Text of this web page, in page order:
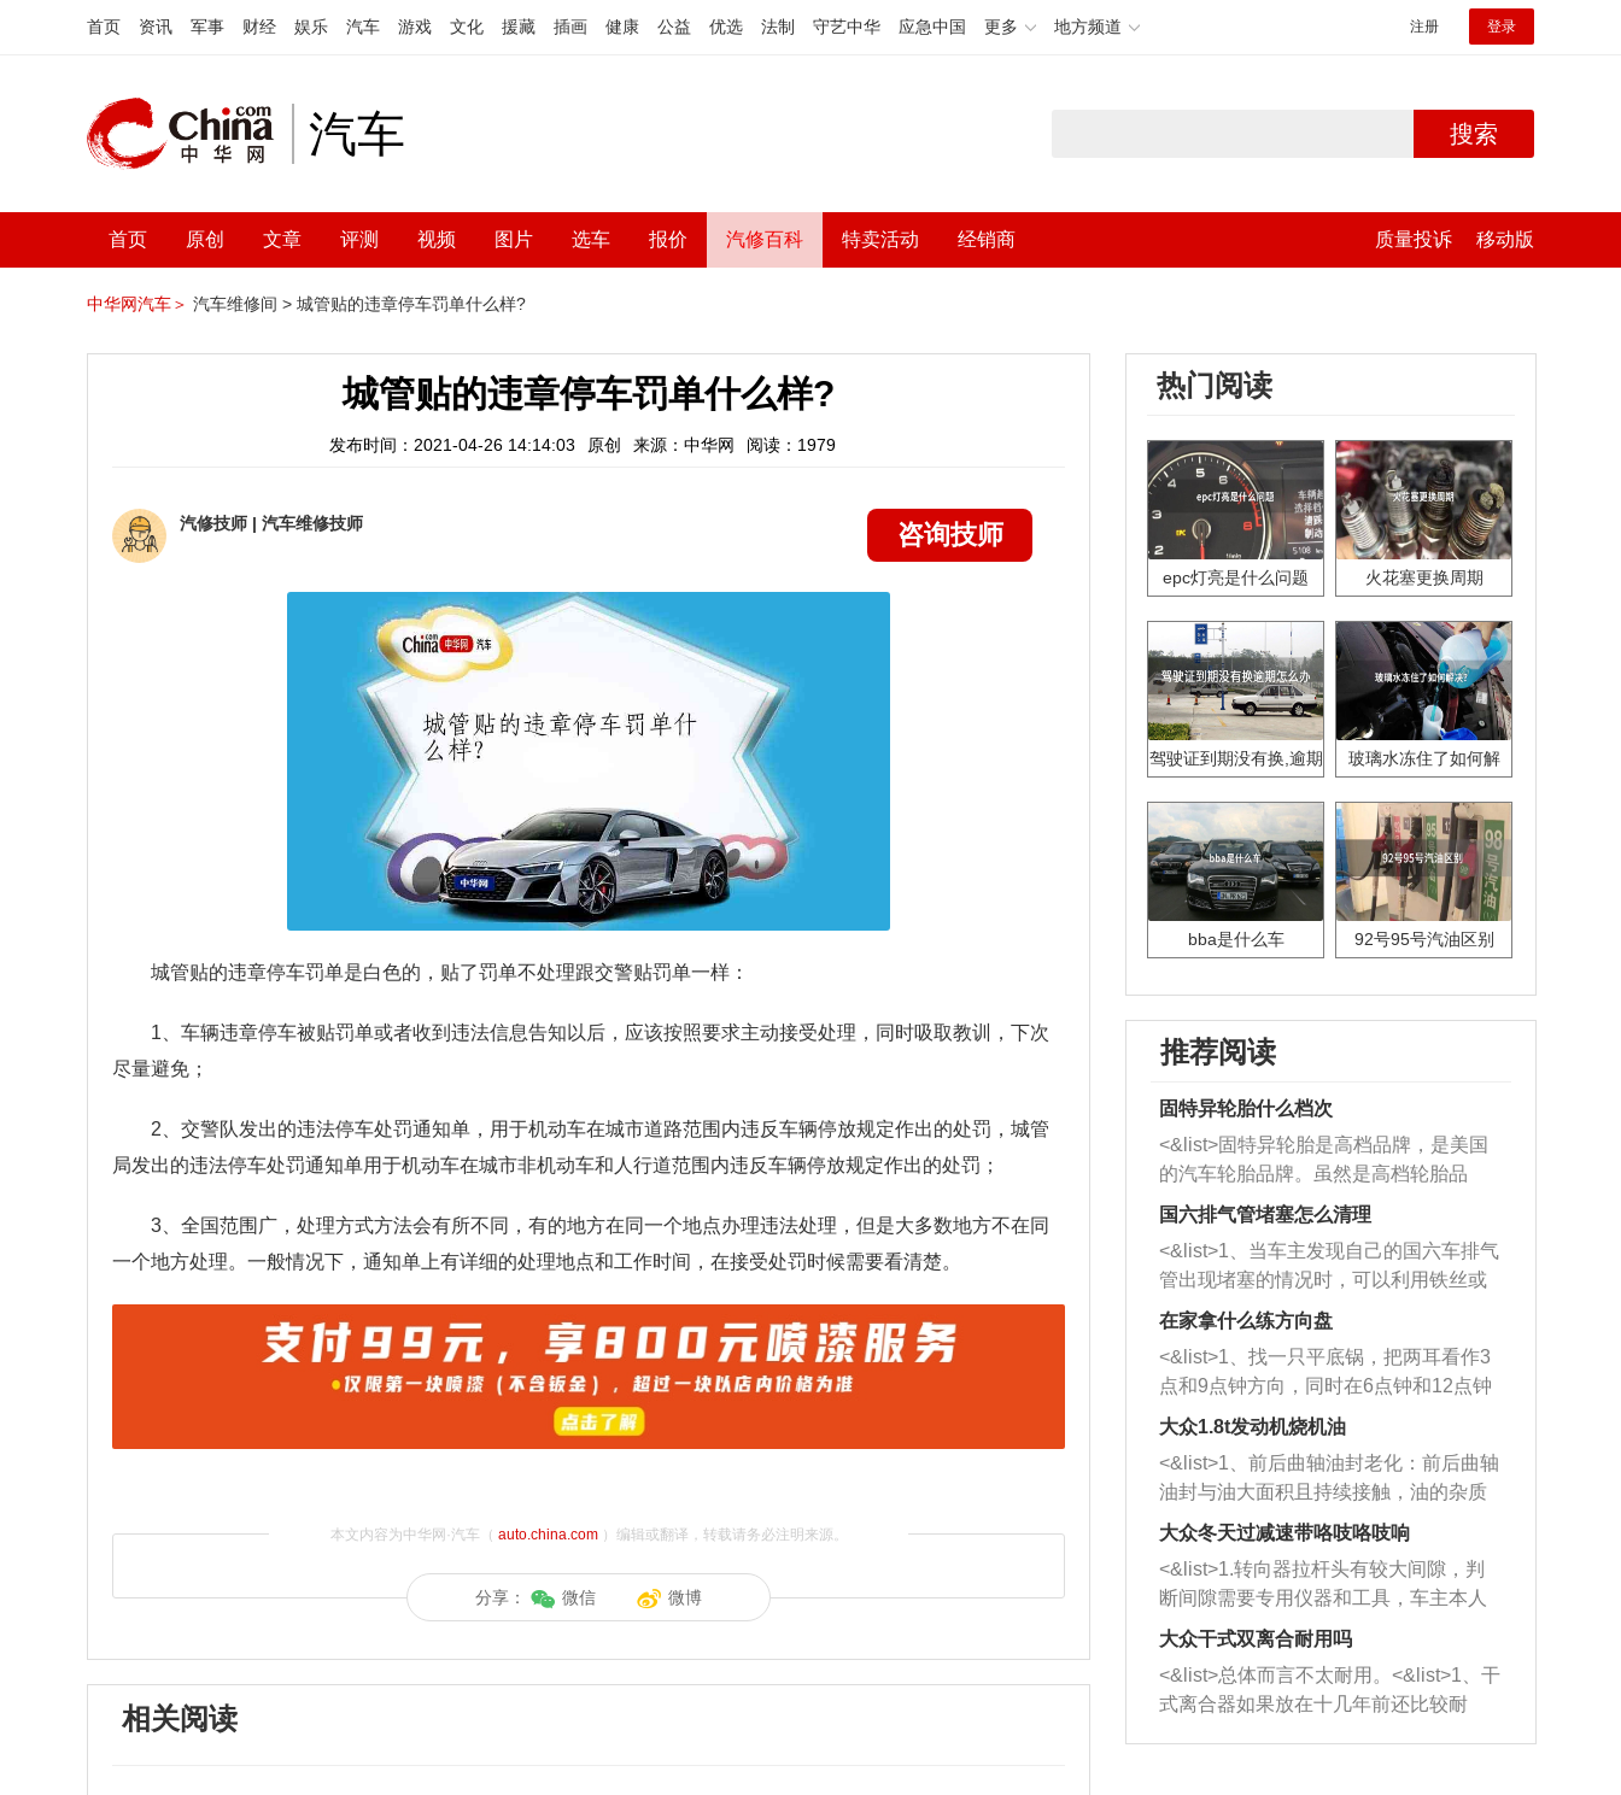
首页 资讯 军事 财经 娱乐 汽车 游戏 文化 援藏 插画 健康 公益 优选 法制 守艺中华 应急中国 更多 地方频道 注册 登录
汽车 搜索
首页 原创 文章 评测 视频 图片 选车 报价 汽修百科 特卖活动 经销商 质量投诉 移动版
中华网汽车＞ 汽车维修间 > 城管贴的违章停车罚单什么样?
城管贴的违章停车罚单什么样?
发布时间：2021-04-26 14:14:03 原创 来源：中华网 阅读：1979
汽修技师 | 汽车维修技师 咨询技师
城管贴的违章停车罚单是白色的，贴了罚单不处理跟交警贴罚单一样：
1、车辆违章停车被贴罚单或者收到违法信息告知以后，应该按照要求主动接受处理，同时吸取教训，下次
尽量避免；
2、交警队发出的违法停车处罚通知单，用于机动车在城市道路范围内违反车辆停放规定作出的处罚，城管
局发出的违法停车处罚通知单用于机动车在城市非机动车和人行道范围内违反车辆停放规定作出的处罚；
3、全国范围广，处理方式方法会有所不同，有的地方在同一个地点办理违法处理，但是大多数地方不在同
一个地方处理。一般情况下，通知单上有详细的处理地点和工作时间，在接受处罚时候需要看清楚。
本文内容为中华网·汽车（ auto.china.com）编辑或翻译，转载请务必注明来源。
分享： 微信 微博
相关阅读
热门阅读
epc灯亮是什么问题 火花塞更换周期
驾驶证到期没有换,逾期
玻璃水冻住了如何解
bba是什么车 92号95号汽油区别
推荐阅读
固特异轮胎什么档次
<&list>固特异轮胎是高档品牌，是美国
的汽车轮胎品牌。虽然是高档轮胎品
牌，但是中高低端的轮胎都有生产，这
也是为了更好的开拓市场。
国六排气管堵塞怎么清理
<&list>1、当车主发现自己的国六车排气
管出现堵塞的情况时，可以利用铁丝或
者是细棍，直接将杂物给取出来，如果
堵塞情况比较严重，也可以采取应急措
施。 <&list>2、直接利用木棍将所有的
杂物推到排气管里面的位置处，然后将
三元催化器拆解开，就可以将堵塞的东
西取出来。但如果是因为积碳过多引起
的堵塞，就需要将三元催化器泡在草酸
洗剂对堵塞的情况得到解决，将清洗剂
放在燃油箱中，与燃油混合后，车辆启
动时，就可以和汽油一起进入到燃烧
室，最后形成废气排出，就可以让三元
催化器得到清洗，排气管堵塞的情况就
能够得到解决。
在家拿什么练方向盘
<&list>1、找一只平底锅，把两耳看作3
点和9点钟方向，同时在6点钟和12点钟
方向做一个标记。 <&list>2、双手握住
一圈半的练习，往右同样也要打相同的
圈数。 <&list>3、最后强调要反复练
习，这样就可以形成肌肉记忆，在真实
驾驶车辆时，不需要记忆也能打好方
向。
大众1.8t发动机烧机油
<&list>1、前后曲轴油封老化：前后曲轴
油封与油大面积且持续接触，油的杂质
和发动机内持续温度变化使其密封效果
逐渐减弱，导致渗油或漏油。<&list>2、
活塞间隙过大：积碳会使活塞环与缸体
的间隙扩大，导致机油流入燃烧室中，
造成烧机油。<&list>3、机油粘度。使用
机油粘度过小的话，同样会有烧机油现
象，机油粘度过小具有很好的流动性，
大众冬天过减速带咯吱咯吱响
<&list>1.转向器拉杆头有较大间隙，判
断间隙需要专用仪器和工具，车主本人
无法制作，需要将车辆送到修理厂或4s
店；<&list>2.车辆半轴套管防尘罩破
裂，破裂后会出现漏油现象，使半轴磨
损严重，磨损的半轴容易损坏，产生异
响；<&list>3.稳定器的转向胶套和球头
大众干式双离合耐用吗
<&list>总体而言不太耐用。<&list>1、干
式离合器如果放在十几年前还比较耐